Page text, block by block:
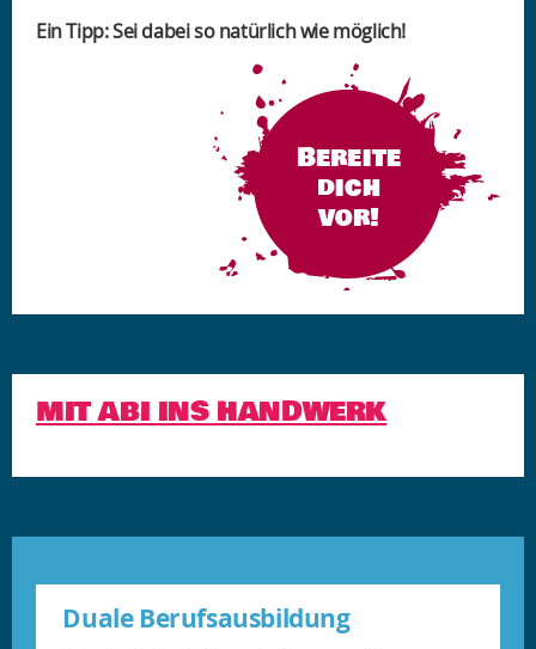
Ein Tipp: Sei dabei so natürlich wie möglich!
Bereite
dich
vor!
MIT ABI INS HANDWERK
Duale Berufsausbildung